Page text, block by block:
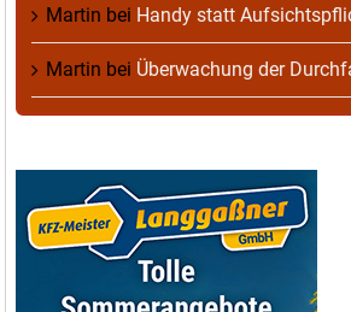
Martin bei Handy statt
Martin bei Überwachung der